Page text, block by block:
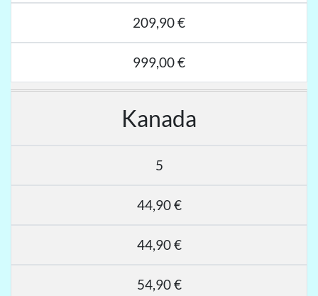
209,90 €
999,00 €
Kanada
5
44,90 €
44,90 €
54,90 €